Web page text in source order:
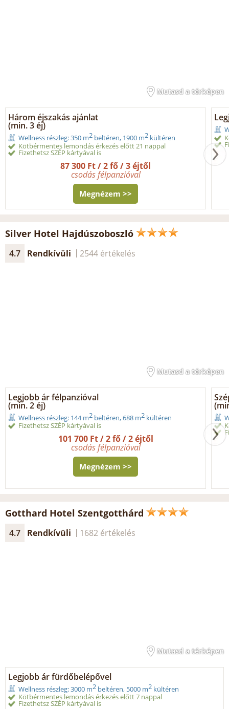
Mutasd a térképen
Három éjszakás ajánlat
(min. 3 éj)
Wellness részleg: 350 m2 beltéren, 1900 m2 kültéren
Kötbérmentes lemondás érkezés előtt 21 nappal
Fizethetsz SZÉP kártyával is
87 300 Ft / 2 fő / 3 éjtől
csodás félpanzióval
Megnézem >>
Silver Hotel Hajdúszoboszló
4.7 Rendkívüli 2544 értékelés
Mutasd a térképen
Legjobb ár félpanzióval
(min. 2 éj)
Wellness részleg: 144 m2 beltéren, 688 m2 kültéren
Fizethetsz SZÉP kártyával is
101 700 Ft / 2 fő / 2 éjtől
csodás félpanzióval
Megnézem >>
Gotthard Hotel Szentgotthárd
4.7 Rendkívüli 1682 értékelés
Mutasd a térképen
Legjobb ár fürdőbelépővel
Wellness részleg: 3000 m2 beltéren, 5000 m2 kültéren
Kötbérmentes lemondás érkezés előtt 7 nappal
Fizethetsz SZÉP kártyával is